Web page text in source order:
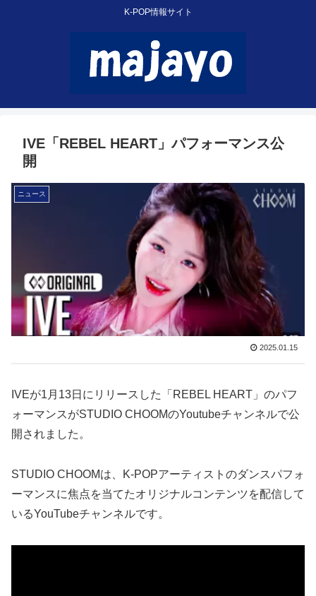
K-POP情報サイト
IVE「REBEL HEART」パフォーマンス公
開
ニュース
2025.01.15
IVEが1月13日にリリースした「REBEL HEART」のパフ
ォーマンスがSTUDIO CHOOMのYoutubeチャンネルで公
開されました。
STUDIO CHOOMは、K-POPアーティストのダンスパフォ
ーマンスに焦点を当てたオリジナルコンテンツを配信して
いるYouTubeチャンネルです。